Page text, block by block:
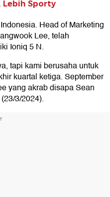
Lebih Sporty
Head of Marketing
Lee, telah
Ioniq 5 N.
tapi kami berusaha untuk
kuartal ketiga. September
yang akrab disapa Sean
3/2024).